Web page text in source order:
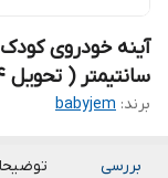
سانتیمتر ( تحویل 14 روزه)
برند: babyjem
بررسی